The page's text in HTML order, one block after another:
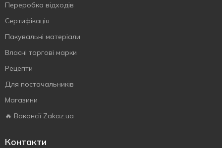
Переробка відходів
Сертифiкацiя
Пакувальні матеріали
Власнi торговi марки
Рецепти
Для постачальників
Магазини
🔥 Вакансії Zakaz.ua
Контакти